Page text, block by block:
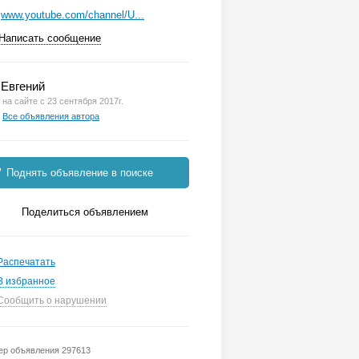
www.youtube.com/channel/U...
сообщение
на сайте с 23 сентября 2017г.
Все объявления автора
Поднять объявление в поиске
Поделиться объявлением
избранное
о нарушении
объявления 297613